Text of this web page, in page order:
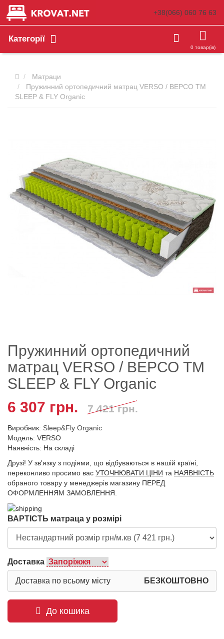
+38(066) 060 76 63
Категорії
0 товар(ів)
Матраци
Пружинний ортопедичний матрац VERSO / ВЕРСО TM
SLEEP & FLY Organic
Пружинний ортопедичний
матрац VERSO / ВЕРСО TM
SLEEP & FLY Organic
6 307 грн.
7 421 грн.
Виробник: Sleep&Fly Organic
Модель: VERSO
Наявність: На складі
Друзі! У зв'язку з подіями, що відбуваються в нашій країні,
переконливо просимо вас УТОЧНЮВАТИ ЦІНИ та НАЯВНІСТЬ
обраного товару у менеджерів магазину ПЕРЕД
ОФОРМЛЕННЯМ ЗАМОВЛЕННЯ.
ВАРТІСТЬ матраца у розмірі
Доставка
Доставка по всьому місту БЕЗКОШТОВНО
До кошика